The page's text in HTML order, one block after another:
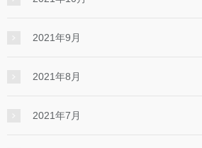
2021年9月
2021年8月
2021年7月